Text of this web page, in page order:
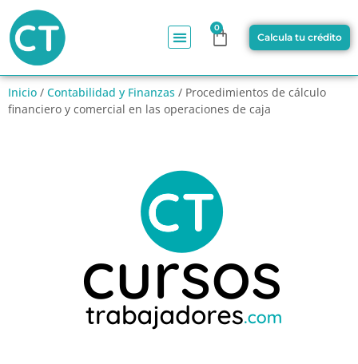
0
Calcula tu crédito
Inicio / Contabilidad y Finanzas / Procedimientos de cálculo
financiero y comercial en las operaciones de caja